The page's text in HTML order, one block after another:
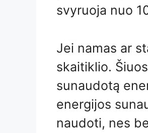
svyruoja nuo
Jei namas ar
skaitiklio.
sunaudotą
energijos
naudoti, nes